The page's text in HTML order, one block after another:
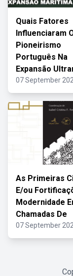
Quais Fatores
Influenciaram
Pioneirismo
Português Na
Expansão
07 September
As Primeiras
E/ou
Modernidade
Chamadas De
07 September